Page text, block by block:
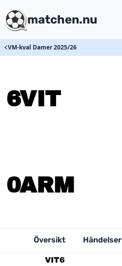
matchen.nu
VM-kval Damer 2025/26
6VIT
0ARM
Översikt Händelser
VIT6